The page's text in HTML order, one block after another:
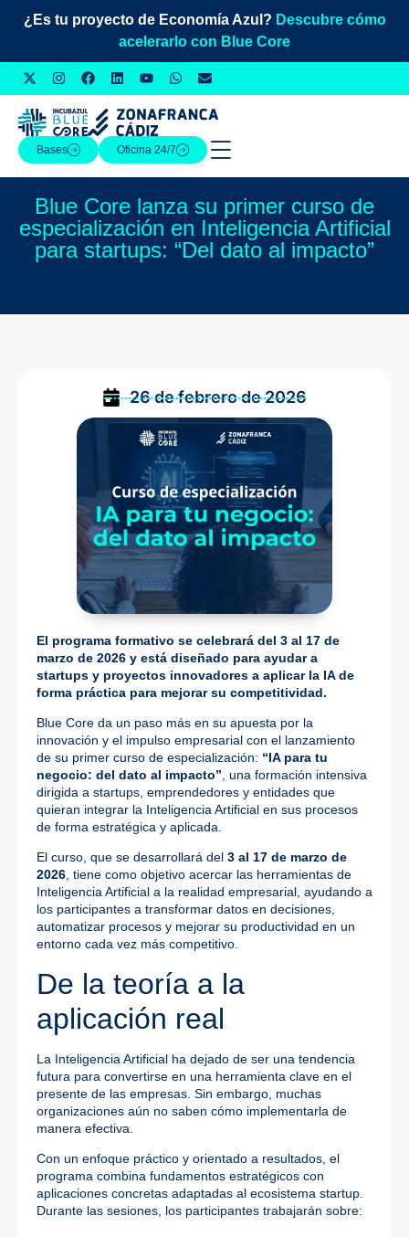
¿Es tu proyecto de Economía Azul? Descubre cómo
acelerarlo con Blue Core
Bases Oficina 24/7
Blue Core lanza su primer curso de
especialización en Inteligencia Artificial
para startups: “Del dato al impacto”
26 de febrero de 2026
El programa formativo se celebrará del 3 al 17 de
marzo de 2026 y está diseñado para ayudar a
startups y proyectos innovadores a aplicar la IA de
forma práctica para mejorar su competitividad.
Blue Core da un paso más en su apuesta por la
innovación y el impulso empresarial con el lanzamiento
de su primer curso de especialización: “IA para tu
negocio: del dato al impacto” , una formación intensiva
dirigida a startups, emprendedores y entidades que
quieran integrar la Inteligencia Artificial en sus procesos
de forma estratégica y aplicada.
El curso, que se desarrollará del 3 al 17 de marzo de
2026, tiene como objetivo acercar las herramientas de
Inteligencia Artificial a la realidad empresarial, ayudando a
los participantes a transformar datos en decisiones,
automatizar procesos y mejorar su productividad en un
entorno cada vez más competitivo.
De la teoría a la
aplicación real
La Inteligencia Artificial ha dejado de ser una tendencia
futura para convertirse en una herramienta clave en el
presente de las empresas. Sin embargo, muchas
organizaciones aún no saben cómo implementarla de
manera efectiva.
Con un enfoque práctico y orientado a resultados, el
programa combina fundamentos estratégicos con
aplicaciones concretas adaptadas al ecosistema startup.
Durante las sesiones, los participantes trabajarán sobre: